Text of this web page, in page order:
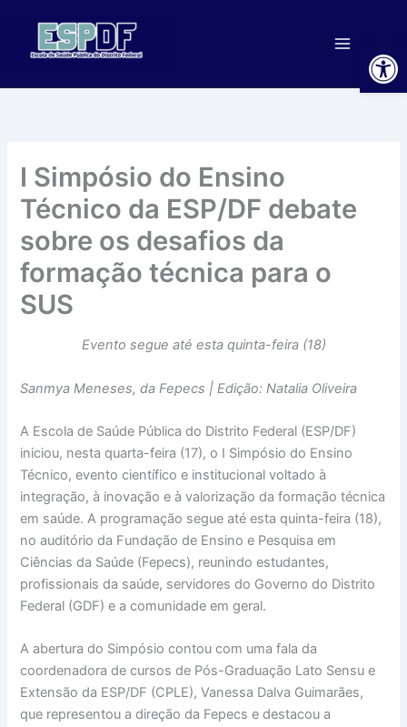
I Simpósio do Ensino
Técnico da ESP/DF debate
sobre os desafios da
formação técnica para o
SUS
Evento segue até esta quinta-feira (18)
Sanmya Meneses, da Fepecs | Edição: Natalia Oliveira
A Escola de Saúde Pública do Distrito Federal (ESP/DF)
iniciou, nesta quarta-feira (17), o I Simpósio do Ensino
Técnico, evento científico e institucional voltado à
integração, à inovação e à valorização da formação técnica
em saúde. A programação segue até esta quinta-feira (18),
no auditório da Fundação de Ensino e Pesquisa em
Ciências da Saúde (Fepecs), reunindo estudantes,
profissionais da saúde, servidores do Governo do Distrito
Federal (GDF) e a comunidade em geral.
A abertura do Simpósio contou com uma fala da
coordenadora de cursos de Pós-Graduação Lato Sensu e
Extensão da ESP/DF (CPLE), Vanessa Dalva Guimarães,
que representou a direção da Fepecs e destacou a